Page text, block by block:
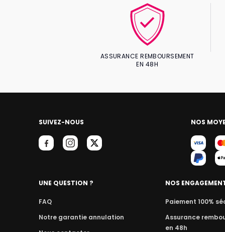
ASSURANCE REMBOURSEMENT
EN 48H
SUIVEZ-NOUS NOS
UNE QUESTION ?
FAQ
Notre garantie annulation
NOS
Paiement 100%
Assurance
en 48h